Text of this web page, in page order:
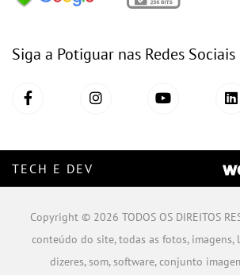
Siga a Potiguar nas Redes Sociais
TECH E DEV
Copyright © 2026 TODOS OS DIREITOS
conteúdo do site, todas as fotos, imagens,
dizeres, som, software, conjunto